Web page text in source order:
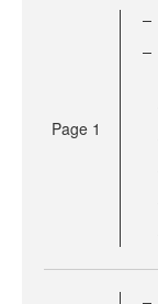
Page 1